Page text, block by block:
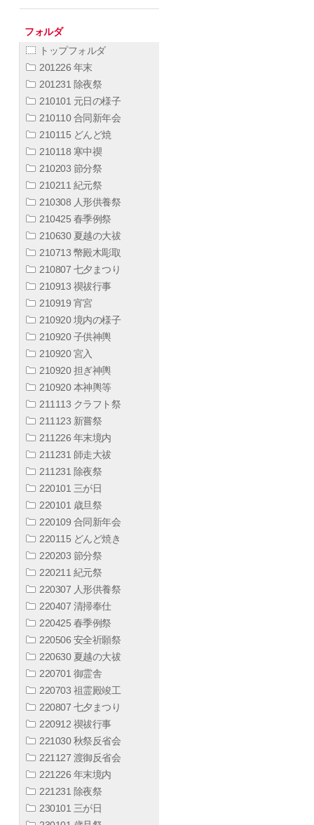
フォルダ
トップフォルダ
201226 年末
201231 除夜祭
210101 元日の様子
210110 合同新年会
210115 どんど焼
210118 寒中禊
210203 節分祭
210211 紀元祭
210308 人形供養祭
210425 春季例祭
210630 夏越の大祓
210713 幣殿木彫取
210807 七夕まつり
210913 禊祓行事
210919 宵宮
210920 境内の様子
210920 子供神輿
210920 宮入
210920 担ぎ神輿
210920 本神輿等
211113 クラフト祭
211123 新嘗祭
211226 年末境内
211231 師走大祓
211231 除夜祭
220101 三が日
220101 歳旦祭
220109 合同新年会
220115 どんど焼き
220203 節分祭
220211 紀元祭
220307 人形供養祭
220407 清掃奉仕
220425 春季例祭
220506 安全祈願祭
220630 夏越の大祓
220701 御霊舎
220703 祖霊殿竣工
220807 七夕まつり
220912 禊祓行事
221030 秋祭反省会
221127 渡御反省会
221226 年末境内
221231 除夜祭
230101 三が日